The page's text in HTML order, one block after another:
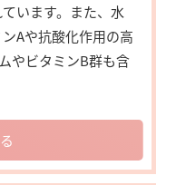
います。また、水
Aや抗酸化作用の高
やビタミンB群も含